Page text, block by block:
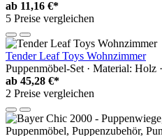
ab 11,16 €*
5 Preise vergleichen
Tender Leaf Toys Wohnzimmer
Puppenmöbel-Set · Material: Holz
ab 45,28 €*
2 Preise vergleichen